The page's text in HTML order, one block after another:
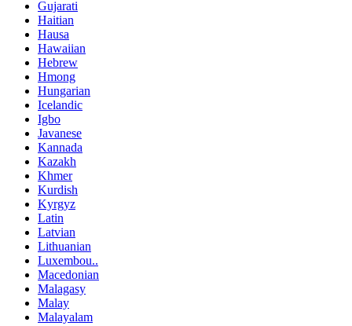
Gujarati
Haitian
Hausa
Hawaiian
Hebrew
Hmong
Hungarian
Icelandic
Igbo
Javanese
Kannada
Kazakh
Khmer
Kurdish
Kyrgyz
Latin
Latvian
Lithuanian
Luxembou..
Macedonian
Malagasy
Malay
Malayalam